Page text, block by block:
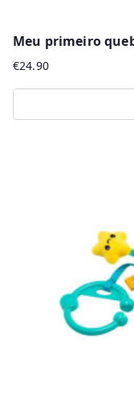
Meu primeiro
€24.90